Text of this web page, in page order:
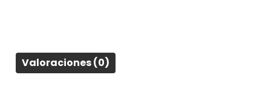
Valoraciones (0)